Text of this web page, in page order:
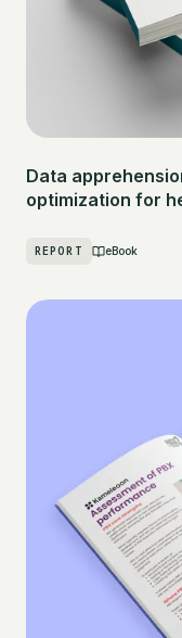
Data
optimization for
REPORT eBook